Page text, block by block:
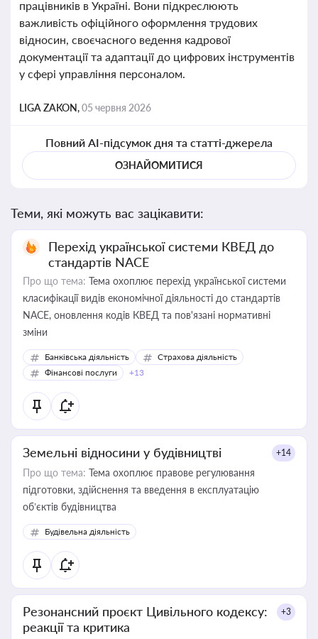
працівників в Україні. Вони підкреслюють
важливість офіційного оформлення трудових
відносин, своєчасного ведення кадрової
документації та адаптації до цифрових інструментів
у сфері управління персоналом.
LIGA ZAKON,05 червня 2026
Повний AI-підсумок дня та статті-джерела
ОЗНАЙОМИТИСЯ
Теми, які можуть вас зацікавити:
Перехід української системи КВЕД до
стандартів NACE
Про що тема: Тема охоплює перехід української системи
класифікації видів економічної діяльності до стандартів
NACE, оновлення кодів КВЕД та пов'язані нормативні
зміни
Банківська діяльність
Страхова діяльність
Фінансові послуги
+13
Земельні відносини у будівництві +14
Про що тема: Тема охоплює правове регулювання
підготовки, здійснення та введення в експлуатацію
об’єктів будівництва
Будівельна діяльність
Резонансний проєкт Цивільного кодексу:
реакції та критика
+3